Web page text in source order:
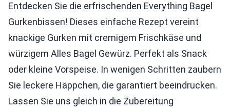
Entdecken Sie die erfrischenden Everything Bagel
Gurkenbissen! Dieses einfache Rezept vereint
knackige Gurken mit cremigem Frischkäse und
würzigem Alles Bagel Gewürz. Perfekt als Snack
oder kleine Vorspeise. In wenigen Schritten zaubern
Sie leckere Häppchen, die garantiert beeindrucken.
Lassen Sie uns gleich in die Zubereitung